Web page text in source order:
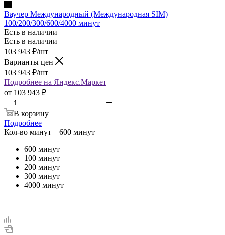
Ваучер Международный (Международная SIM)
100/200/300/600/4000 минут
Есть в наличии
Есть в наличии
103 943 ₽/шт
Варианты цен
103 943 ₽/шт
Подробнее на Яндекс.Маркет
от 103 943 ₽
В корзину
Подробнее
Кол-во минут—600 минут
600 минут
100 минут
200 минут
300 минут
4000 минут